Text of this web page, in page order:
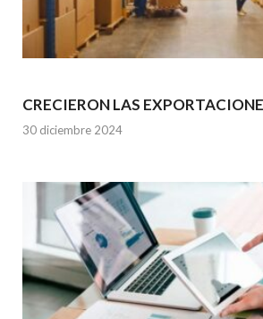
CRECIERON LAS
30 diciembre 2024